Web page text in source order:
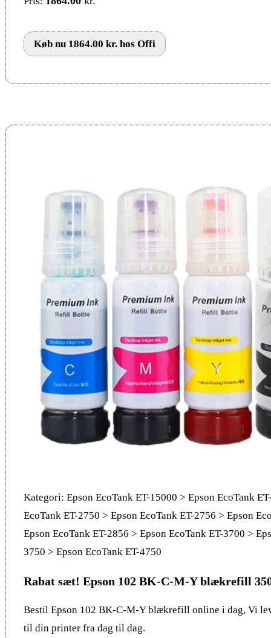
Køb nu 1864.00 kr. hos Offi
Kategori: Epson EcoTank ET-15000 > Epson EcoTank
EcoTank ET-2750 > Epson EcoTank ET-2756 > Epson
Epson EcoTank ET-2856 > Epson EcoTank ET-3700 >
3750 > Epson EcoTank ET-4750
Rabat sæt! Epson 102 BK-C-M-Y blækrefill
Bestil Epson 102 BK-C-M-Y blækrefill online i dag, Vi
til din printer fra dag til dag.